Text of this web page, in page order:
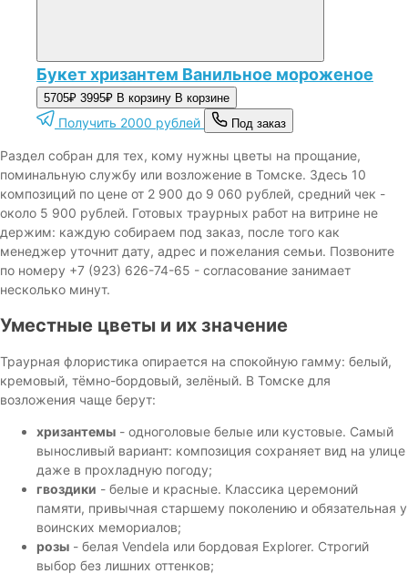
Букет хризантем Ванильное мороженое
5705₽ 3995₽ В корзину В корзине
Получить 2000 рублей Под заказ
Раздел собран для тех, кому нужны цветы на прощание,
поминальную службу или возложение в Томске. Здесь 10
композиций по цене от 2 900 до 9 060 рублей, средний чек -
около 5 900 рублей. Готовых траурных работ на витрине не
держим: каждую собираем под заказ, после того как
менеджер уточнит дату, адрес и пожелания семьи. Позвоните
по номеру +7 (923) 626-74-65 - согласование занимает
несколько минут.
Уместные цветы и их значение
Траурная флористика опирается на спокойную гамму: белый,
кремовый, тёмно-бордовый, зелёный. В Томске для
возложения чаще берут:
хризантемы - одноголовые белые или кустовые. Самый
выносливый вариант: композиция сохраняет вид на улице
даже в прохладную погоду;
гвоздики - белые и красные. Классика церемоний
памяти, привычная старшему поколению и обязательная у
воинских мемориалов;
розы - белая Vendela или бордовая Explorer. Строгий
выбор без лишних оттенков;